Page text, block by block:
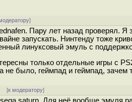
]
Пару лет назад проверял. Я
запускать. Нинтенду тоже
линуксовый эмуль с
только отдельные игры с
было, геймпад и геймпад, зачем
[к модератору]